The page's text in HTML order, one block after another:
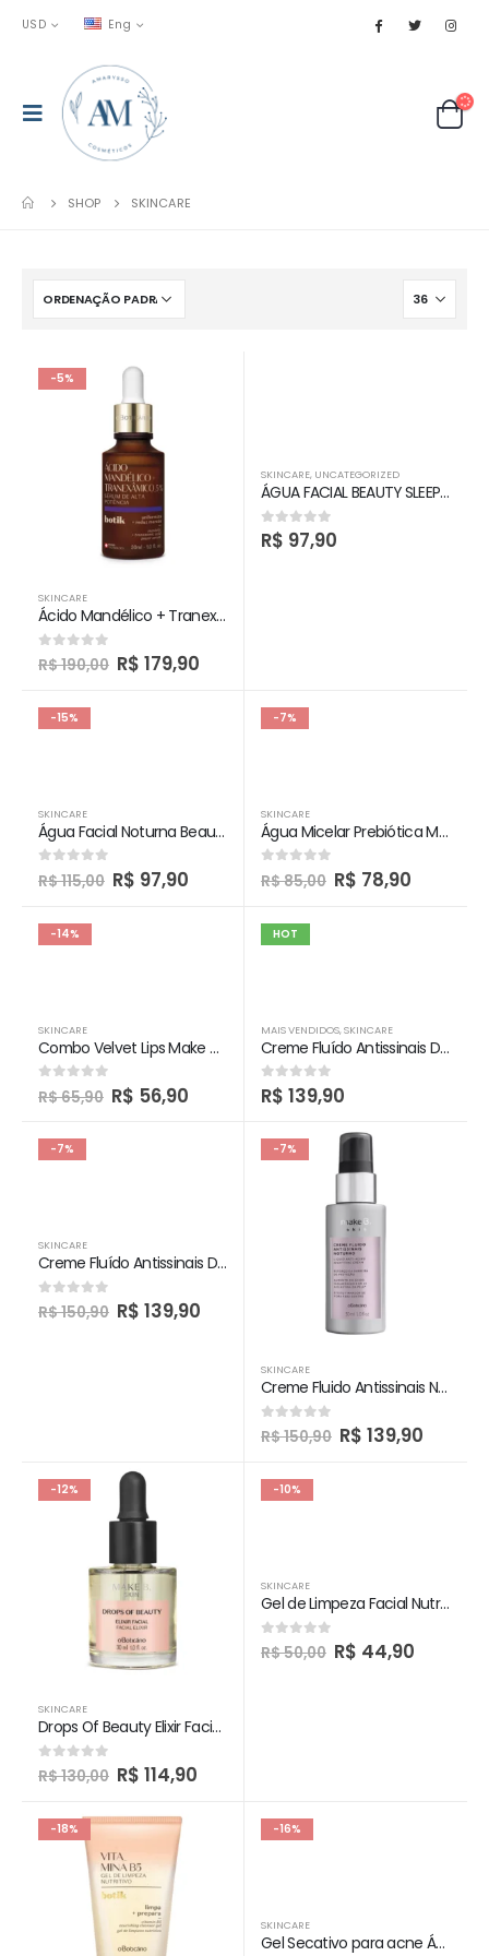
USD Eng
SHOP SKINCARE
-5%
SKINCARE
Ácido Mandélico + Tranexâmico 5% Botik
out of 5
R$190,00 R$ 179,90
SKINCARE, UNCATEGORIZED
ÁGUA FACIAL BEAUTY SLEEP WATER MAKE B
0out of 5
R$ 97,90
-15%
SKINCARE
Água Facial Noturna Beauty Sleep Water
out of 5
R$115,00 R$ 97,90
-7%
SKINCARE
Água Micelar Prebiótica Make B. 110ml
out of 5
R$85,00 R$ 78,90
-14%
SKINCARE
Combo Velvet Lips Make B. Skin
out of 5
R$65,90 R$ 56,90
HOT
MAIS VENDIDOS,SKINCARE
Creme Fluído Antissinais Diurno – Make B
0out of 5
R$ 139,90
-7%
SKINCARE
Creme Fluído Antissinais Diurno Make B. Skin
0 out of 5
R$150,90 R$ 139,90
-7%
SKINCARE
Creme Fluido Antissinais Noturno Make B. Skin
0 out of 5
R$150,90 R$ 139,90
-12%
SKINCARE
Drops Of Beauty Elixir Facial Make B.
0 out of 5
R$130,00 R$ 114,90
-10%
SKINCARE
Gel de Limpeza Facial Nutritivo Vitamina B5 Botik
0 out of 5
R$50,00 R$ 44,90
-18% -16%
SKINCARE
Gel Secativo para acne Ácido Mandélico + Salicílico Botik